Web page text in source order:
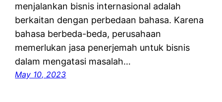
menjalankan bisnis internasional adalah
berkaitan dengan perbedaan bahasa. Karena
bahasa berbeda-beda, perusahaan
memerlukan jasa penerjemah untuk bisnis
dalam mengatasi masalah…
May 10, 2023